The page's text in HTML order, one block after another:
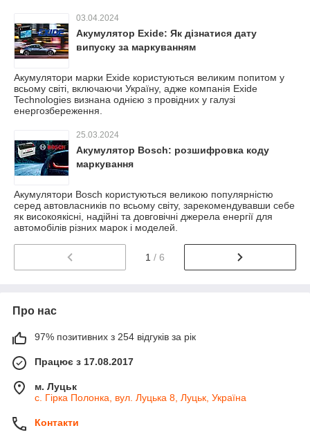
03.04.2024
Акумулятор Exide: Як дізнатися дату
випуску за маркуванням
Акумулятори марки Exide користуються великим попитом у
всьому світі, включаючи Україну, адже компанія Exide
Technologies визнана однією з провідних у галузі
енергозбереження.
25.03.2024
Акумулятор Bosch: розшифровка коду
маркування
Акумулятори Bosch користуються великою популярністю
серед автовласників по всьому світу, зарекомендувавши себе
як високоякісні, надійні та довговічні джерела енергії для
автомобілів різних марок і моделей.
1 / 6
Про нас
97% позитивних з 254 відгуків за рік
Працює з 17.08.2017
м. Луцьк
с. Гірка Полонка, вул. Луцька 8, Луцьк, Україна
Контакти